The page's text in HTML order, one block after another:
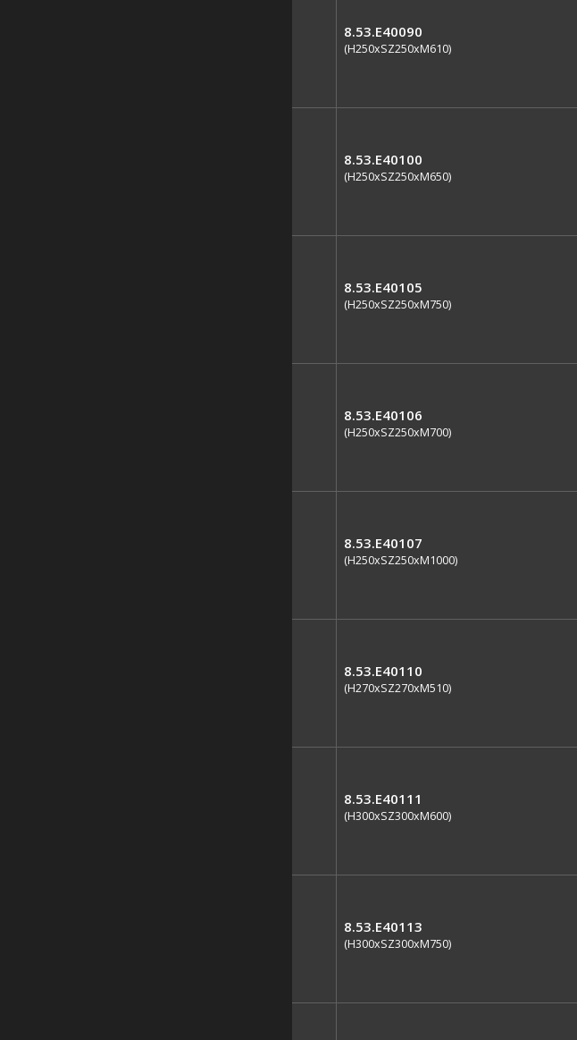
8.53.E40090
(H250xSZ250xM610)
8.53.E40100
(H250xSZ250xM650)
8.53.E40105
(H250xSZ250xM750)
8.53.E40106
(H250xSZ250xM700)
8.53.E40107
(H250xSZ250xM1000)
8.53.E40110
(H270xSZ270xM510)
8.53.E40111
(H300xSZ300xM600)
8.53.E40113
(H300xSZ300xM750)